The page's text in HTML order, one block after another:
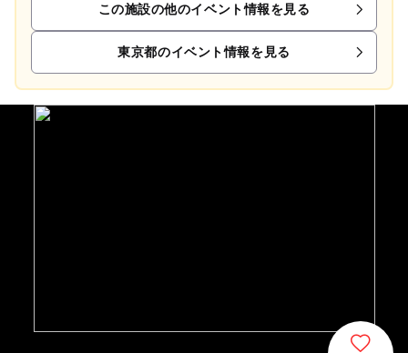
この施設の他のイベント情報を見る
東京都のイベント情報を見る